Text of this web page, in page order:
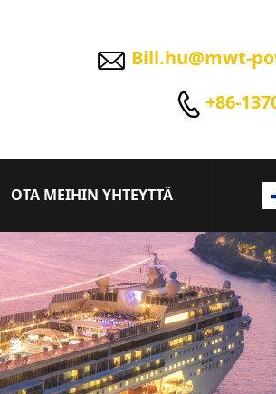
 Bill.hu@mwt-
 +86-
OTA MEIHIN YHTEYTTÄ